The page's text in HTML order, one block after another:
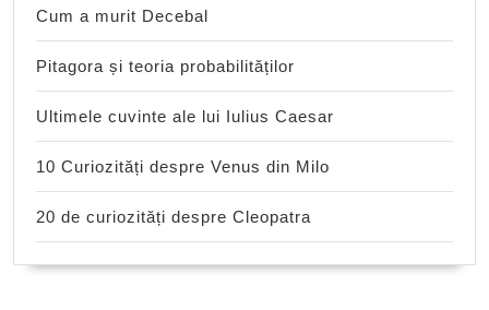
Cum a murit Decebal
Pitagora și teoria probabilităților
Ultimele cuvinte ale lui Iulius Caesar
10 Curiozități despre Venus din Milo
20 de curiozități despre Cleopatra